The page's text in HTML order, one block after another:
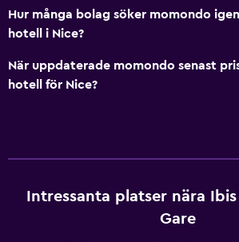
Media och underhållning
Flat-screen TV
Bibliotek
Delat lounge/TV-område
Tillgänglighet och lämplighet
Husdjur får medtagas vid förfrågan.
Hur många bolag söker momondo
hotell i Nice?
När uppdaterade momondo senast
hotell för Nice?
Intressanta platser nära
Gare